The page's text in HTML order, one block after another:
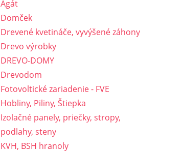
Agát
Domček
Drevené kvetináče, vyvýšené záhony
Drevo výrobky
DREVO-DOMY
Drevodom
Fotovoltické zariadenie - FVE
Hobliny, Piliny, Štiepka
Izolačné panely, priečky, stropy,
podlahy, steny
KVH, BSH hranoly